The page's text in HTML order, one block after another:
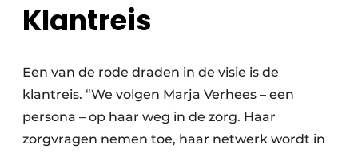
Klantreis
Een van de rode draden in de visie is de
klantreis. “We volgen Marja Verhees – een
persona – op haar weg in de zorg. Haar
zorgvragen nemen toe, haar netwerk wordt in